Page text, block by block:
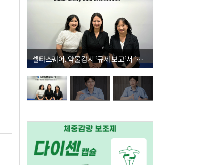
셀타스퀘어, 약물감시 ‘규제 보고’서 ‘데이터 의사결정’으로 "PVX 전환 요구 커진다"